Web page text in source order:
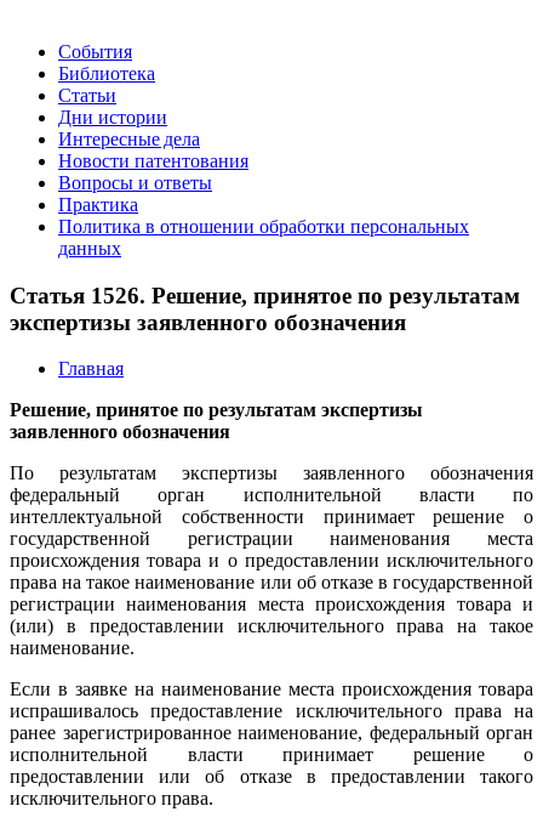
События
Библиотека
Статьи
Дни истории
Интересные дела
Новости патентования
Вопросы и ответы
Практика
Политика в отношении обработки персональных
данных
Статья 1526. Решение, принятое по результатам
экспертизы заявленного обозначения
Главная
Решение, принятое по результатам экспертизы
заявленного обозначения
По результатам экспертизы заявленного обозначения
федеральный орган исполнительной власти по
интеллектуальной собственности принимает решение о
государственной регистрации наименования места
происхождения товара и о предоставлении исключительного
права на такое наименование или об отказе в государственной
регистрации наименования места происхождения товара и
(или) в предоставлении исключительного права на такое
наименование.
Если в заявке на наименование места происхождения товара
испрашивалось предоставление исключительного права на
ранее зарегистрированное наименование, федеральный орган
исполнительной власти принимает решение о
предоставлении или об отказе в предоставлении такого
исключительного права.